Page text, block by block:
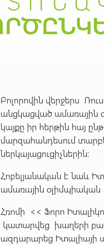
Բոլորովին վերջերս
անցկացված ամառային
կայքը իր հերթին հայ
մարզահանդեսում
ներկայացուցիչներին։
Հոբելյանական է նաև
ամառային օլիմպիական
Հռոմի << Ֆորո
կատարվեց խաղերի
ազդարարեց Իտալիայի